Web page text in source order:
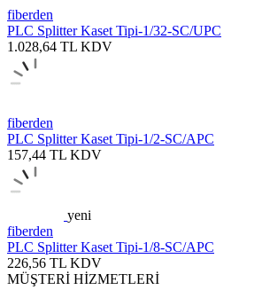
fiberden
PLC Splitter Kaset Tipi-1/32-SC/UPC
1.028,64 TL KDV
fiberden
PLC Splitter Kaset Tipi-1/2-SC/APC
157,44 TL KDV
yeni
fiberden
PLC Splitter Kaset Tipi-1/8-SC/APC
226,56 TL KDV
MÜŞTERİ HİZMETLERİ